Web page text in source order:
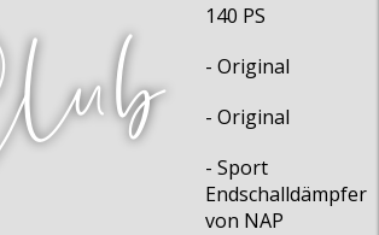
140 PS
- Original
- Original
- Sport
Endschalldämpfer
von NAP